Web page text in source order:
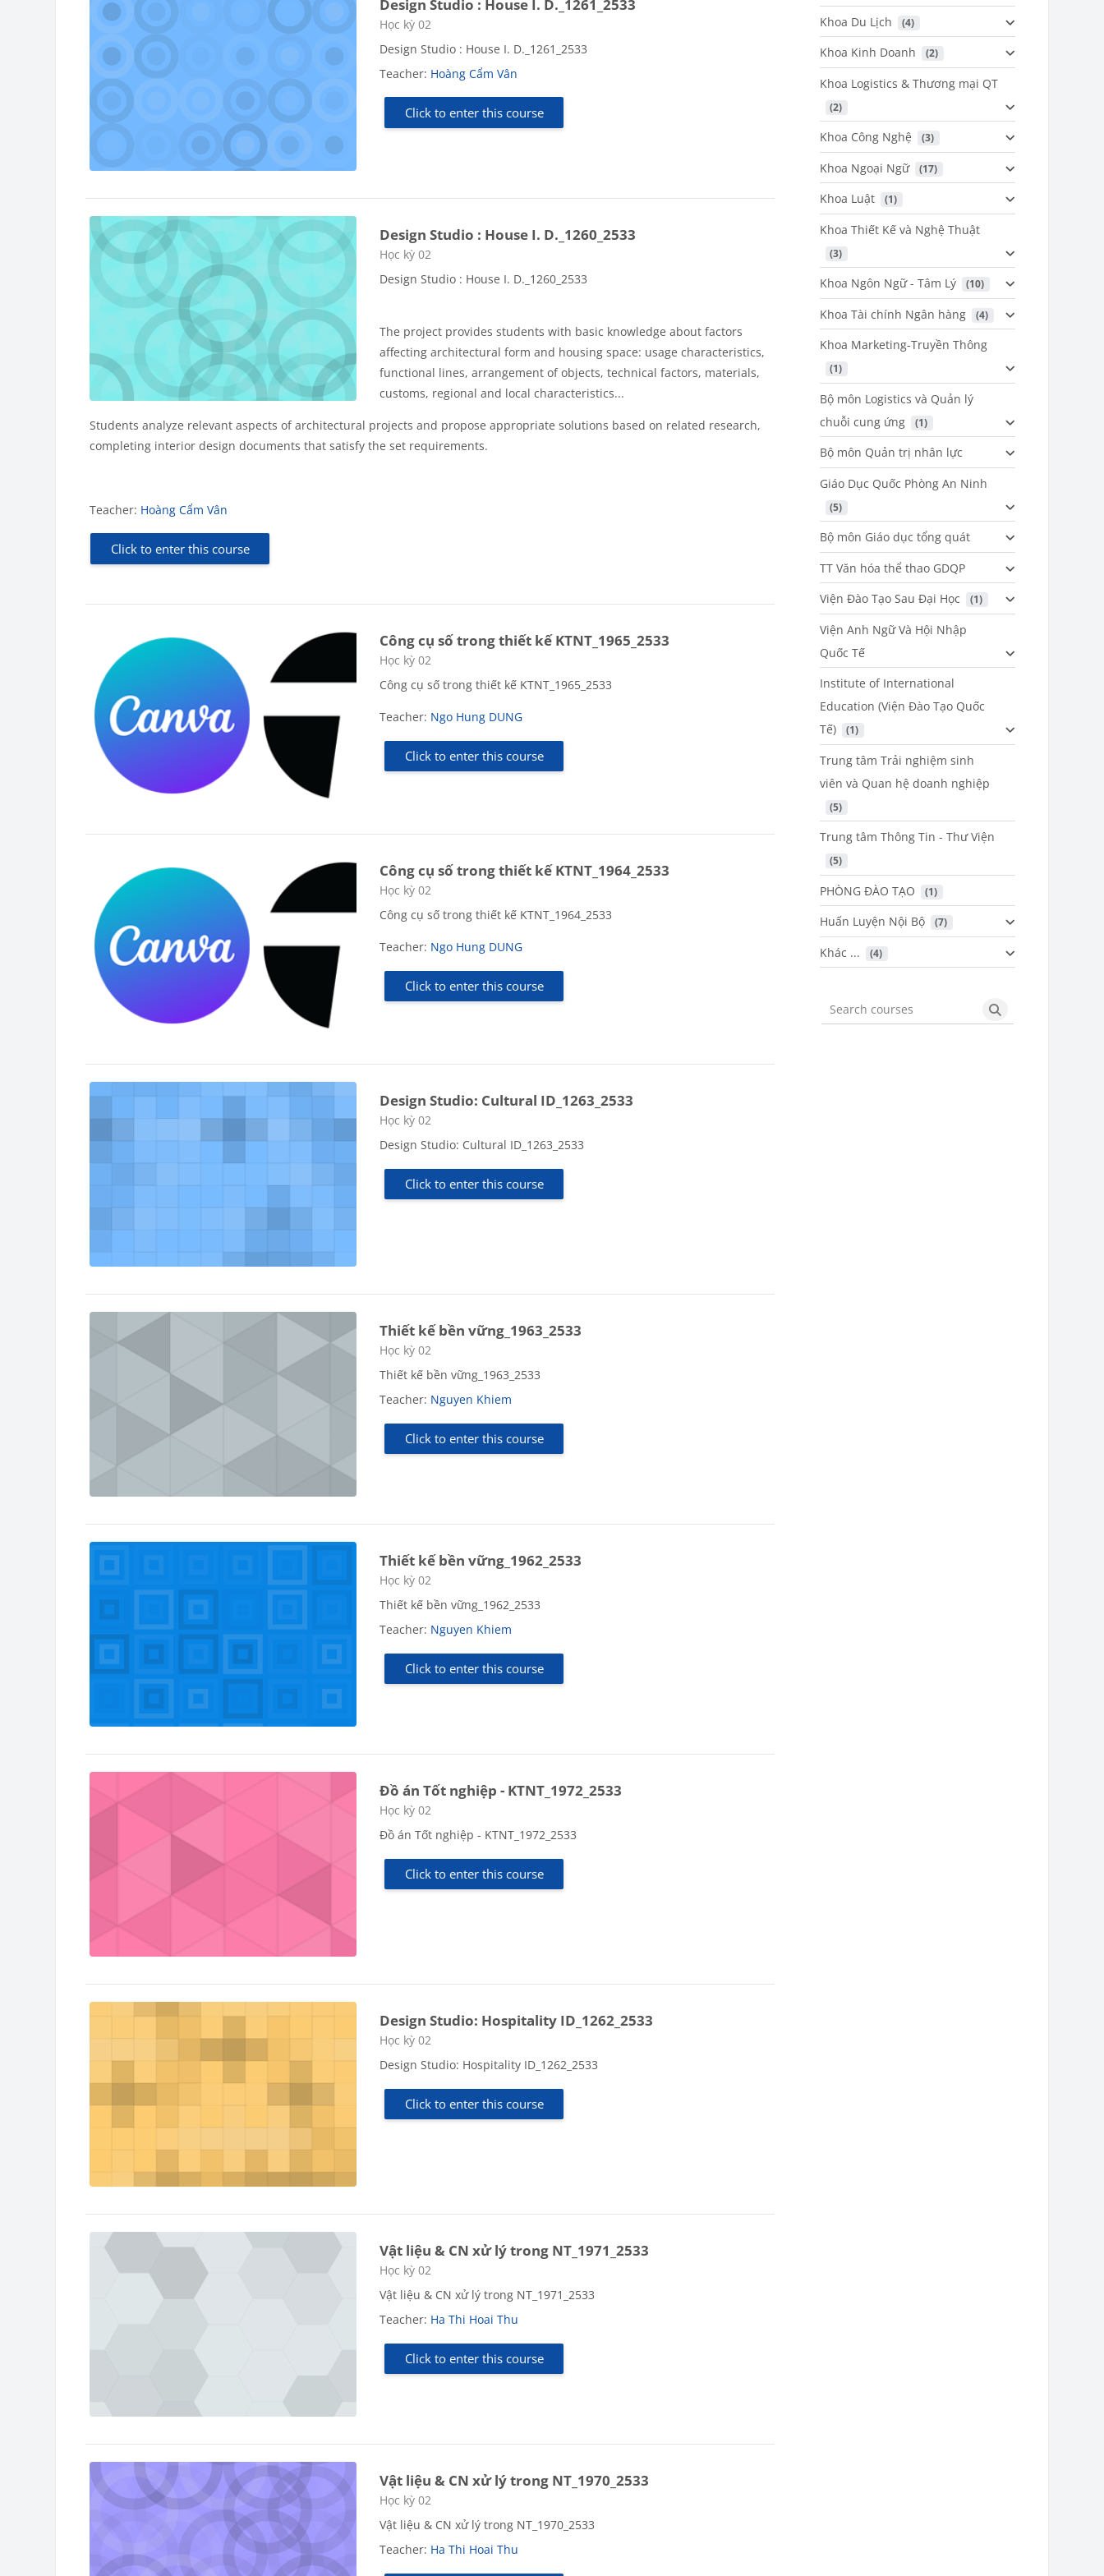
Design Studio : House I. D._1261_2533
Course category
Học kỳ 02
Design Studio : House I. D._1261_2533
Teacher: Hoàng Cẩm Vân
Click to enter this course
Design Studio : House I. D._1260_2533
Course category
Học kỳ 02
Design Studio : House I. D._1260_2533
The project provides students with basic knowledge about factors
affecting architectural form and housing space: usage characteristics,
functional lines, arrangement of objects, technical factors, materials,
customs, regional and local characteristics...
Students analyze relevant aspects of architectural projects and propose appropriate solutions based on related research,
completing interior design documents that satisfy the set requirements.
Teacher: Hoàng Cẩm Vân
Click to enter this course
Công cụ số trong thiết kế KTNT_1965_2533
Course category
Học kỳ 02
Công cụ số trong thiết kế KTNT_1965_2533
Teacher: Ngo Hung DUNG
Click to enter this course
Công cụ số trong thiết kế KTNT_1964_2533
Course category
Học kỳ 02
Công cụ số trong thiết kế KTNT_1964_2533
Teacher: Ngo Hung DUNG
Click to enter this course
Design Studio: Cultural ID_1263_2533
Course category
Học kỳ 02
Design Studio: Cultural ID_1263_2533
Click to enter this course
Thiết kế bền vững_1963_2533
Course category
Học kỳ 02
Thiết kế bền vững_1963_2533
Teacher: Nguyen Khiem
Click to enter this course
Thiết kế bền vững_1962_2533
Course category
Học kỳ 02
Thiết kế bền vững_1962_2533
Teacher: Nguyen Khiem
Click to enter this course
Đồ án Tốt nghiệp - KTNT_1972_2533
Course category
Học kỳ 02
Đồ án Tốt nghiệp - KTNT_1972_2533
Click to enter this course
Design Studio: Hospitality ID_1262_2533
Course category
Học kỳ 02
Design Studio: Hospitality ID_1262_2533
Click to enter this course
Vật liệu & CN xử lý trong NT_1971_2533
Course category
Học kỳ 02
Vật liệu & CN xử lý trong NT_1971_2533
Teacher: Ha Thi Hoai Thu
Click to enter this course
Vật liệu & CN xử lý trong NT_1970_2533
Course category
Học kỳ 02
Vật liệu & CN xử lý trong NT_1970_2533
Teacher: Ha Thi Hoai Thu
Khoa Du Lịch (4)
Khoa Kinh Doanh (2)
Khoa Logistics & Thương mại QT
(2)
Khoa Công Nghệ (3)
Khoa Ngoại Ngữ (17)
Khoa Luật (1)
Khoa Thiết Kế và Nghệ Thuật
(3)
Khoa Ngôn Ngữ - Tâm Lý (10)
Khoa Tài chính Ngân hàng (4)
Khoa Marketing-Truyền Thông
(1)
Bộ môn Logistics và Quản lý
chuỗi cung ứng
(1)
Bộ môn Quản trị nhân lực
Giáo Dục Quốc Phòng An Ninh
(5)
Bộ môn Giáo dục tổng quát
TT Văn hóa thể thao GDQP
Viện Đào Tạo Sau Đại Học
(1)
Viện Anh Ngữ Và Hội Nhập
Quốc Tế
Institute of International
Education (Viện Đào Tạo Quốc
Tế)
(1)
Trung tâm Trải nghiệm sinh
viên và Quan hệ doanh nghiệp
(5)
Trung tâm Thông Tin - Thư Viện
(5)
PHÒNG ĐÀO TẠO (1)
Huấn Luyện Nội Bộ (7)
Khác ... (4)
Search courses Search courses